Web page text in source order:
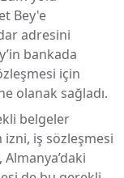
Bey'e
adresini
bankada
için
olanak sağladı.
belgeler
iş sözleşmesi